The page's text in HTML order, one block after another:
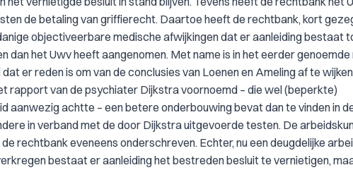
de betaling van griffierecht. Daartoe heeft de rechtbank, kort
objectiveerbare medische afwijkingen dat er aanleiding bestaat
dan het Uwv heeft aangenomen. Met name is in het eerder
er reden is om van de conclusies van Loenen en Ameling af te
rapport van de psychiater Dijkstra voornoemd – die wel (beperkte)
aanwezig achtte – een betere onderbouwing bevat dan te vinden in
in verband met de door Dijkstra uitgevoerde testen. De
rechtbank eveneens onderschreven. Echter, nu een deugdelijke
bestaat er aanleiding het bestreden besluit te vernietigen,